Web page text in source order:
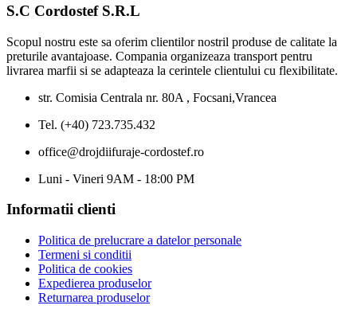
S.C Cordostef S.R.L
Scopul nostru este sa oferim clientilor nostril produse de calitate la
preturile avantajoase. Compania organizeaza transport pentru
livrarea marfii si se adapteaza la cerintele clientului cu flexibilitate.
str. Comisia Centrala nr. 80A , Focsani,Vrancea
Tel. (+40) 723.735.432
office@drojdiifuraje-cordostef.ro
Luni - Vineri 9AM - 18:00 PM
Informatii clienti
Politica de prelucrare a datelor personale
Termeni si conditii
Politica de cookies
Expedierea produselor
Returnarea produselor